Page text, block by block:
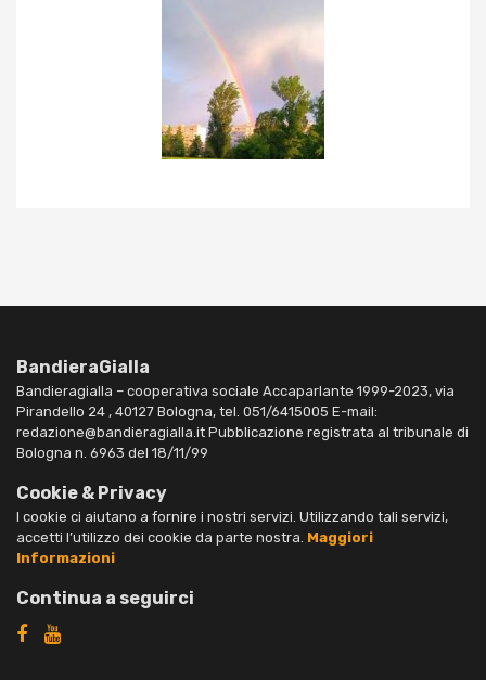
BandieraGialla
Bandieragialla – cooperativa sociale Accaparlante 1999-2023, via
Pirandello 24 , 40127 Bologna, tel. 051/6415005 E-mail:
redazione@bandieragialla.it Pubblicazione registrata al tribunale di
Bologna n. 6963 del 18/11/99
Cookie & Privacy
I cookie ci aiutano a fornire i nostri servizi. Utilizzando tali servizi,
accetti l’utilizzo dei cookie da parte nostra. Maggiori
Informazioni
Continua a seguirci